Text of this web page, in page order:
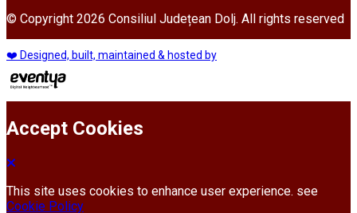
© Copyright 2026 Consiliul Județean Dolj. All rights reserved
❤️ Designed, built, maintained & hosted by
Accept Cookies
This site uses cookies to enhance user experience. see
Cookie Policy